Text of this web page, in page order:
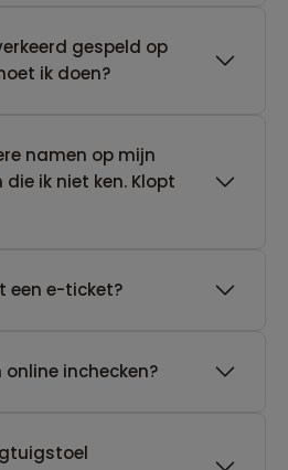
gespeld op
ik doen?
namen op mijn
ik niet ken. Klopt
een e-ticket?
inchecken?